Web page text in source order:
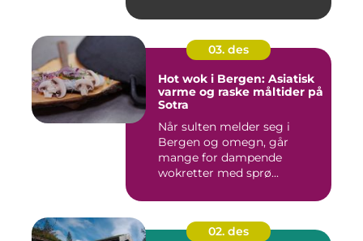
03. des
Hot wok i Bergen: Asiatisk
varme og raske måltider på
Sotra
Når sulten melder seg i
Bergen og omegn, går
mange for dampende
wokretter med sprø...
02. des